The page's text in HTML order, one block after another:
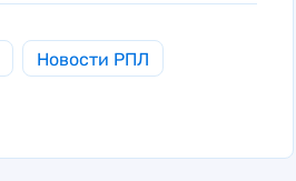
Новости РПЛ